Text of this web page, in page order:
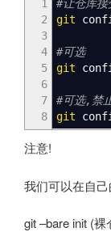
1
2
3
4
5
6
7
8
#让仓库接
git
#可选
git
#可选,禁
git
注意!
我们可以在自
git –bare init (裸